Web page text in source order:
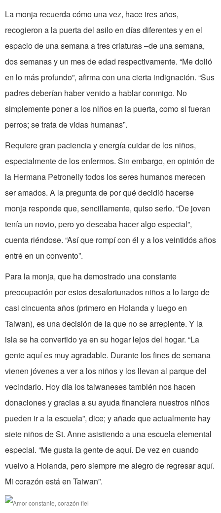
La monja recuerda cómo una vez, hace tres años,
recogieron a la puerta del asilo en días diferentes y en el
espacio de una semana a tres criaturas –de una semana,
dos semanas y un mes de edad respectivamente. “Me dolió
en lo más profundo”, afirma con una cierta indignación. “Sus
padres deberían haber venido a hablar conmigo. No
simplemente poner a los niños en la puerta, como si fueran
perros; se trata de vidas humanas”.
Requiere gran paciencia y energía cuidar de los niños,
especialmente de los enfermos. Sin embargo, en opinión de
la Hermana Petronelly todos los seres humanos merecen
ser amados. A la pregunta de por qué decidió hacerse
monja responde que, sencillamente, quiso serlo. “De joven
tenía un novio, pero yo deseaba hacer algo especial”,
cuenta riéndose. “Así que rompí con él y a los veintidós años
entré en un convento”.
Para la monja, que ha demostrado una constante
preocupación por estos desafortunados niños a lo largo de
casi cincuenta años (primero en Holanda y luego en
Taiwan), es una decisión de la que no se arrepiente. Y la
isla se ha convertido ya en su hogar lejos del hogar. “La
gente aquí es muy agradable. Durante los fines de semana
vienen jóvenes a ver a los niños y los llevan al parque del
vecindario. Hoy día los taiwaneses también nos hacen
donaciones y gracias a su ayuda financiera nuestros niños
pueden ir a la escuela”, dice; y añade que actualmente hay
siete niños de St. Anne asistiendo a una escuela elemental
especial. “Me gusta la gente de aquí. De vez en cuando
vuelvo a Holanda, pero siempre me alegro de regresar aquí.
Mi corazón está en Taiwan”.